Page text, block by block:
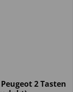
2 Tasten